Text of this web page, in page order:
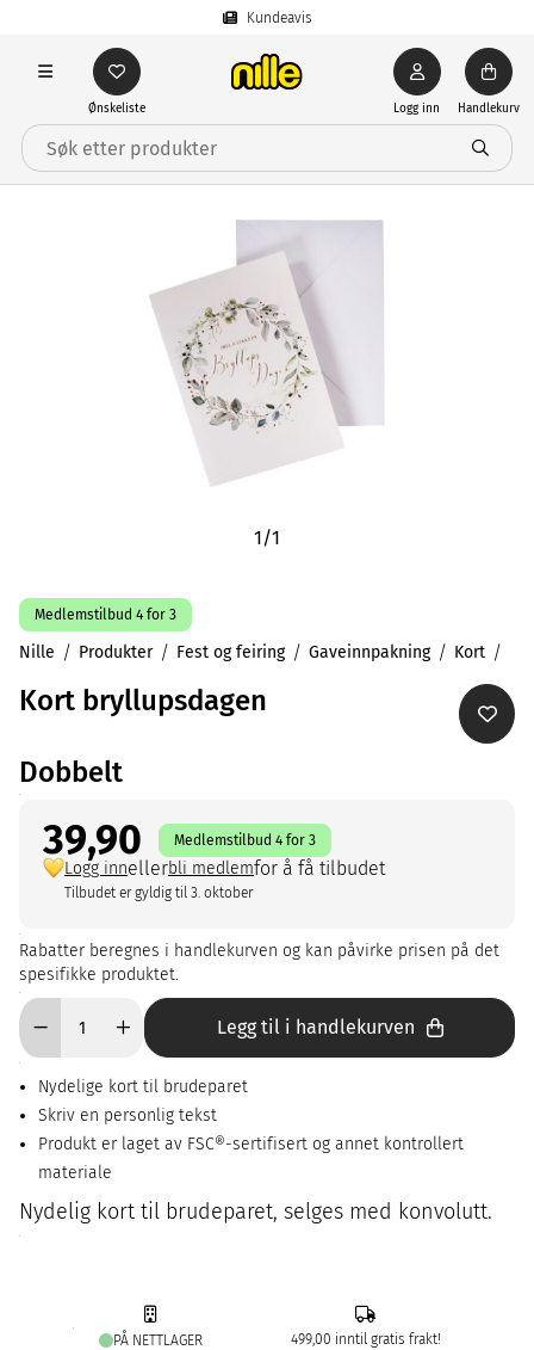
Kundeavis
Ønskeliste Logg inn Handlekurv
1/1
Medlemstilbud 4 for 3
Nille Produkter Fest og feiring Gaveinnpakning Kort
Kort bryllupsdagen
Dobbelt
39,90 Medlemstilbud 4 for 3
Logg innellerbli medlemfor å få tilbudet
Tilbudet er gyldig til 3. oktober
Rabatter beregnes i handlekurven og kan påvirke prisen på det
spesifikke produktet.
Legg til i handlekurven
Nydelige kort til brudeparet
Skriv en personlig tekst
Produkt er laget av FSC®-sertifisert og annet kontrollert
materiale
Nydelig kort til brudeparet, selges med konvolutt.
PÅ NETTLAGER
499,00 inntil gratis frakt!